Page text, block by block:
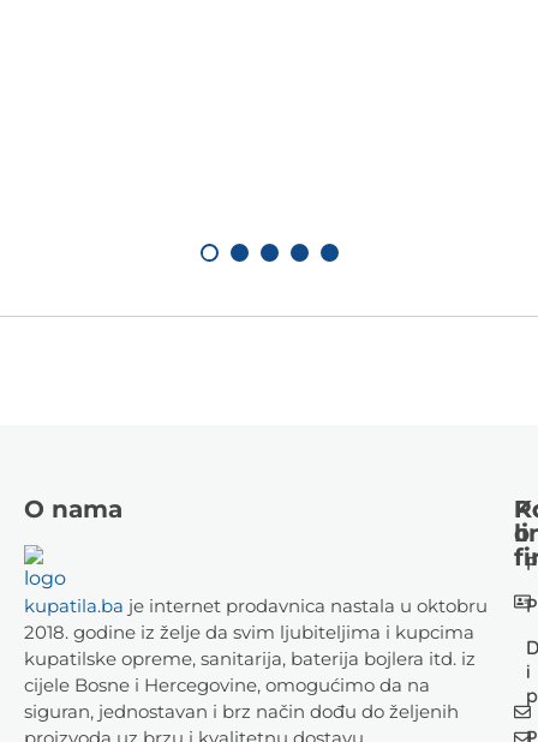
O nama
kupatila.ba je internet prodavnica nastala u oktobru
2018. godine iz želje da svim ljubiteljima i kupcima
kupatilske opreme, sanitarija, baterija bojlera itd. iz
cijele Bosne i Hercegovine, omogućimo da na
siguran, jednostavan i brz način dođu do željenih
i
o